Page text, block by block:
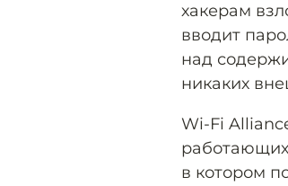
хакерам
вводит
над
никаких
Wi-Fi
работающих
в котором